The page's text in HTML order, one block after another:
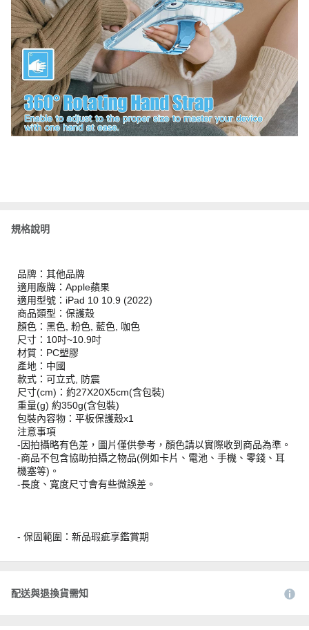
規格說明
品牌：其他品牌
適用廠牌：Apple蘋果
適用型號：iPad 10 10.9 (2022)
商品類型：保護殼
顏色：黑色, 粉色, 藍色, 咖色
尺寸：10吋~10.9吋
材質：PC塑膠
產地：中國
款式：可立式, 防震
尺寸(cm)：約27X20X5cm(含包裝)
重量(g) 約350g(含包裝)
包裝內容物：平板保護殼x1
注意事項
-因拍攝略有色差，圖片僅供參考，顏色請以實際收到商品為準。
-商品不包含協助拍攝之物品(例如卡片、電池、手機、零錢、耳
機塞等)。
-長度、寬度尺寸會有些微誤差。
- 保固範圍：新品瑕疵享鑑賞期
配送與退換貨需知